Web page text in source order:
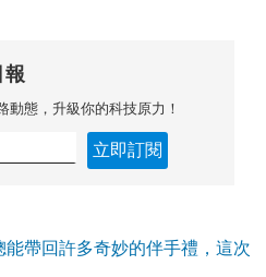
動態，升級你的科技原力！
立即訂閱
帶回許多奇妙的伴手禮，這次